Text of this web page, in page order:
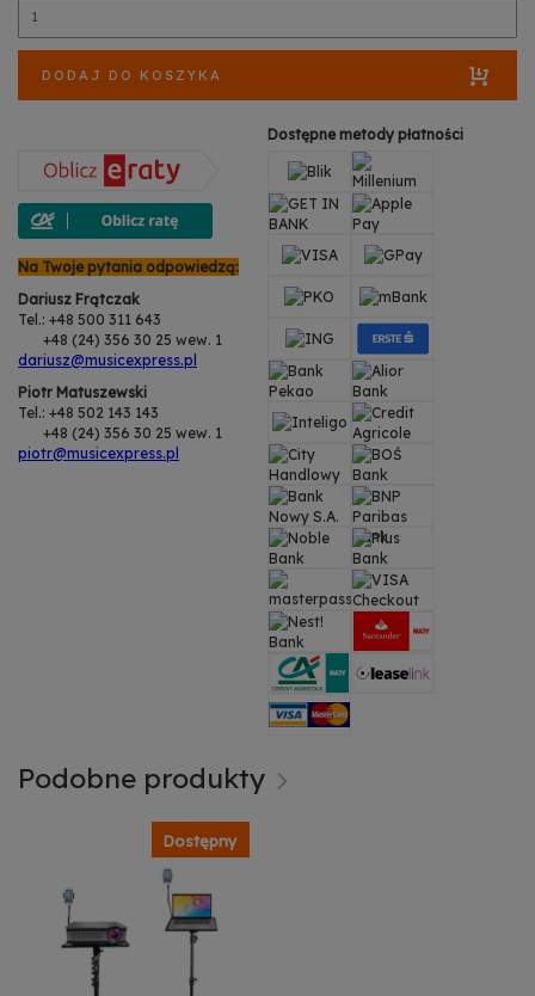
DODAJ DO KOSZYKA
Na Twoje pytania odpowiedzą:
Dariusz Frątczak
Tel.: +48 500 311 643
+48 (24) 356 30 25 wew. 1
dariusz@musicexpress.pl
Piotr Matuszewski
Tel.: +48 502 143 143
+48 (24) 356 30 25 wew. 1
piotr@musicexpress.pl
Dostępne metody płatności
Podobne produkty
Dostępny